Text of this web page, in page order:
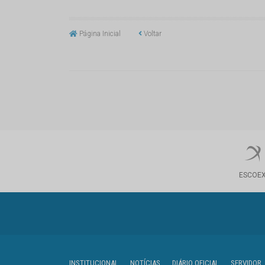
Página Inicial Voltar
INSTITUCIONAL NOTÍCIAS DIÁRIO OFICIAL SERVIDOR